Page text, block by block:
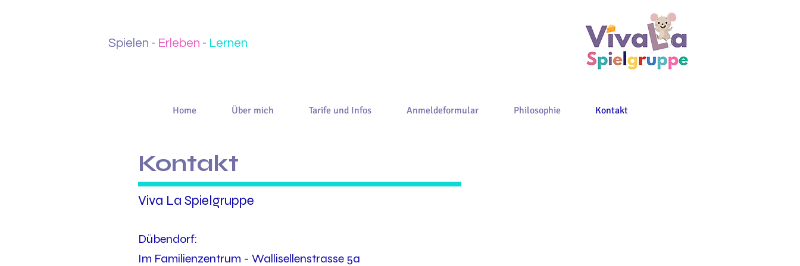
Spielen - Erleben - Lernen
Home Über mich Tarife und Infos Anmeldeformular Philosophie Kontakt
Kontakt
Viva La Spielgruppe
Dübendorf:
Im Familienzentrum - Wallisellenstrasse 5a